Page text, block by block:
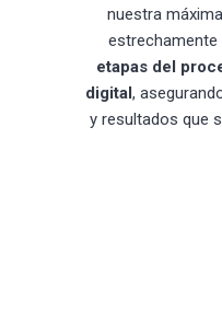
nuestra
etapas del
digital,
y resultados que